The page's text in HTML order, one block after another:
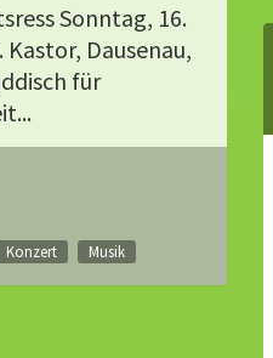
Sonntag, 16.
Kastor, Dausenau,
für
Konzert Musik